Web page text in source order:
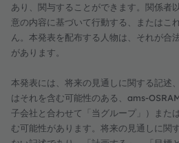
あり、関与することができます。関係者
意の内容に基づいて行動する、またはこ
ん。本発表を配布する人物は、それが合
があります。
本発表には、将来の見通しに関する記述
はそれを含む可能性のある、ams-
子会社と合わせて「当グループ」）また
む可能性があります。将来の見通しに関